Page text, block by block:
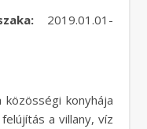
2019.01.01-
konyhája
a villany, víz